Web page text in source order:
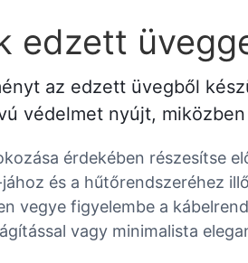
edzett
az edzett üvegből
védelmet nyújt,
érdekében részesítse
és a hűtőrendszeréhez
vegye figyelembe a
vagy minimalista